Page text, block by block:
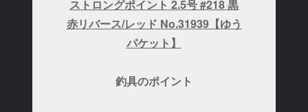
ストロングポイント 2.5号 #218 黒
赤リバース/レッド No.31939【ゆう
パケット】
釣具のポイント